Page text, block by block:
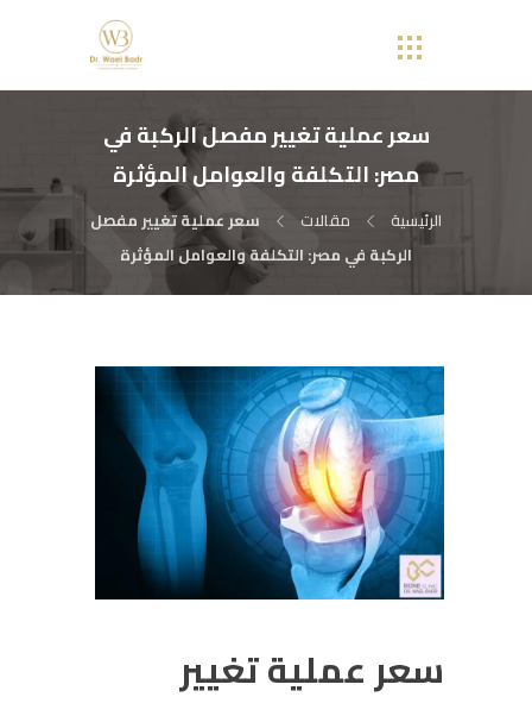
سعر عملية تغيير مفصل الركبة في
مصر: التكلفة والعوامل المؤثرة
الرئيسية مقالات
سعر عملية تغيير مفصل
الركبة في مصر: التكلفة والعوامل المؤثرة
سعر عملية تغيير